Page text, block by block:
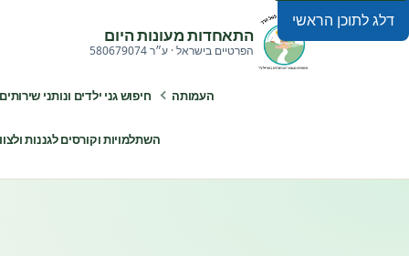
דלג לתוכן הראשי
התאחדות מעונות היום
הפרטיים בישראל · ע״ר 580679074
העמותה חיפוש גני ילדים ונותני שירותים
השתלמויות וקורסים לגננות